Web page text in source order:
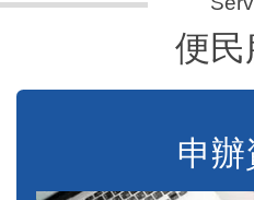
便民
申